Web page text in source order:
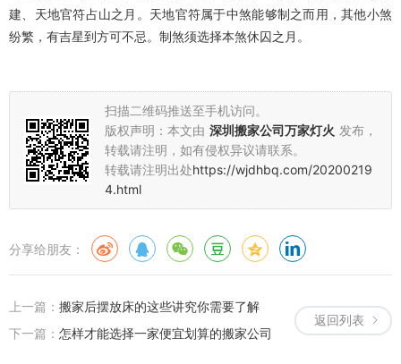
建、天地官符占山之月。天地官符属于中煞能够制之而用，其他小煞
纷繁，有吉星到方可不忌。制煞须选择本煞休囚之月。
扫描二维码推送至手机访问。
版权声明：本文由 深圳搬家公司万家灯火 发布，
转载请注明，如有侵权异议请联系。
转载请注明出处https://wjdhbq.com/20200219
4.html
分享给朋友：
返回列表
上一篇： 搬家后摆放床的这些讲究你需要了解
下一篇： 怎样才能选择一家便宜划算的搬家公司